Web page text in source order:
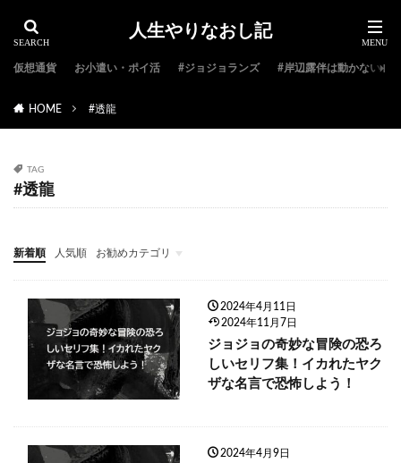
人生やりなおし記
仮想通貨 お小遣い・ポイ活 #ジョジョランズ #岸辺露伴は動かない
HOME #透龍
TAG
#透龍
新着順 人気順 お勧めカテゴリ
#ジョジョ特集
#ジョジョのキャラクター紹介
#ジョジョランキング
#ジョジョアニメ
#ジョジョランズ
#岸辺露伴は動かない
#ジョジョ小説
2024年4月11日
2024年11月7日
ジョジョの奇妙な冒険の恐ろ
しいセリフ集！イカれたヤク
ザな名言で恐怖しよう！
2024年4月9日